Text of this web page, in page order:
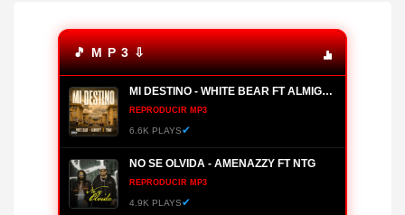
🎵 M P 3 ⇩
MI DESTINO - WHITE BEAR FT ALMIGHTY, YOMO
REPRODUCIR MP3
6.6K PLAYS✔
NO SE OLVIDA - AMENAZZY FT NTG
REPRODUCIR MP3
4.9K PLAYS✔